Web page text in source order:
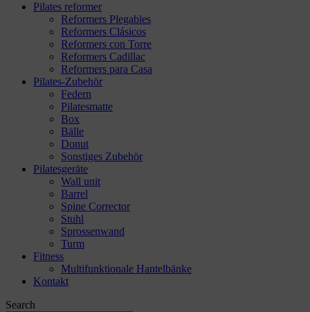
Pilates reformer
Reformers Plegables
Reformers Clásicos
Reformers con Torre
Reformers Cadillac
Reformers para Casa
Pilates-Zubehör
Federn
Pilatesmatte
Box
Bälle
Donut
Sonstiges Zubehör
Pilatesgeräte
Wall unit
Barrel
Spine Corrector
Stuhl
Sprossenwand
Turm
Fitness
Multifunktionale Hantelbänke
Kontakt
Search